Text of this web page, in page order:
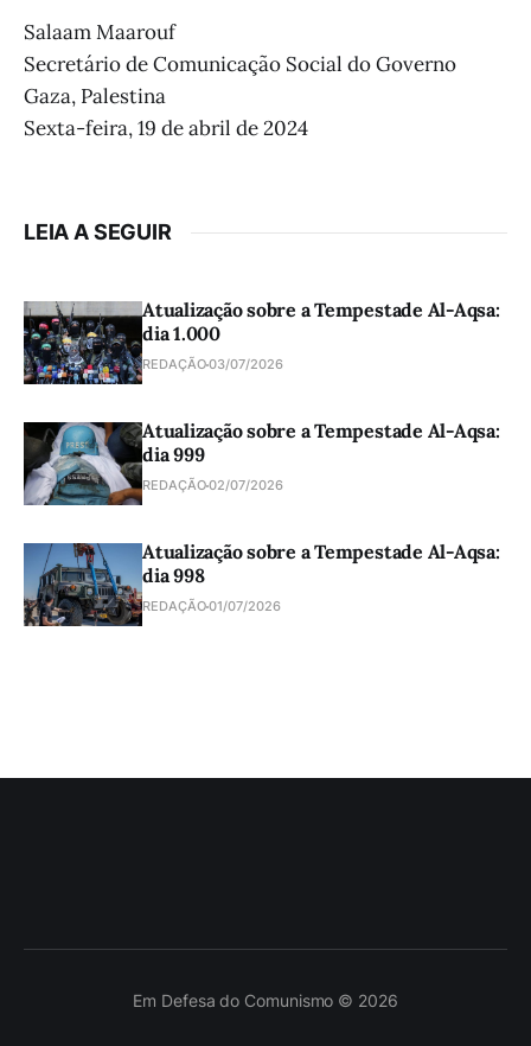
Salaam Maarouf
Secretário de Comunicação Social do Governo
Gaza, Palestina
Sexta-feira, 19 de abril de 2024
LEIA A SEGUIR
Atualização sobre a Tempestade Al-Aqsa:
dia 1.000
REDAÇÃO03/07/2026
Atualização sobre a Tempestade Al-Aqsa:
dia 999
REDAÇÃO02/07/2026
Atualização sobre a Tempestade Al-Aqsa:
dia 998
REDAÇÃO01/07/2026
Em Defesa do Comunismo © 2026